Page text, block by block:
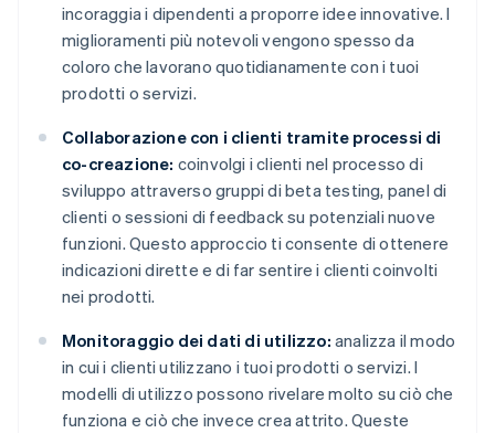
incoraggia i dipendenti a proporre idee innovative. I
miglioramenti più notevoli vengono spesso da
coloro che lavorano quotidianamente con i tuoi
prodotti o servizi.
Collaborazione con i clienti tramite processi di
co-creazione: coinvolgi i clienti nel processo di
sviluppo attraverso gruppi di beta testing, panel di
clienti o sessioni di feedback su potenziali nuove
funzioni. Questo approccio ti consente di ottenere
indicazioni dirette e di far sentire i clienti coinvolti
nei prodotti.
Monitoraggio dei dati di utilizzo: analizza il modo
in cui i clienti utilizzano i tuoi prodotti o servizi. I
modelli di utilizzo possono rivelare molto su ciò che
funziona e ciò che invece crea attrito. Queste